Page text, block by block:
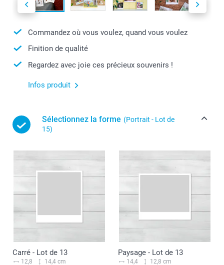
Commandez où vous voulez, quand vous voulez
Finition de qualité
Regardez avec joie ces précieux souvenirs !
Infos produit
Sélectionnez la forme (Portrait - Lot de
15)
Carré - Lot de 13
12,8 14,4 cm
Paysage - Lot de 13
14,4 12,8 cm